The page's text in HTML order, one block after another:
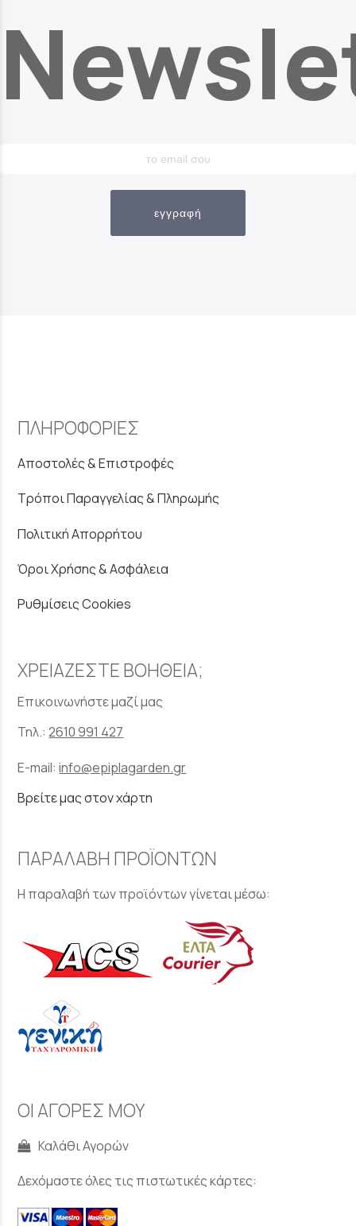
εγγραφή
ΠΛΗΡΟΦΟΡΙΕΣ
Αποστολές & Επιστροφές
Τρόποι Παραγγελίας & Πληρωμής
Πολιτική Απορρήτου
Όροι Χρήσης & Ασφάλεια
Ρυθμίσεις Cookies
ΧΡΕΙΑΖΕΣΤΕ ΒΟΗΘΕΙΑ;
Επικοινωνήστε μαζί μας
Τηλ.:2610 991 427
E-mail:info@epiplagarden.gr
Βρείτε μας στον χάρτη
ΠΑΡΑΛΑΒΗ ΠΡΟΪΟΝΤΩΝ
Η παραλαβή των προϊόντων γίνεται μέσω:
ΟΙ ΑΓΟΡΕΣ ΜΟΥ
Καλάθι Αγορών
Δεχόμαστε όλες τις πιστωτικές κάρτες: